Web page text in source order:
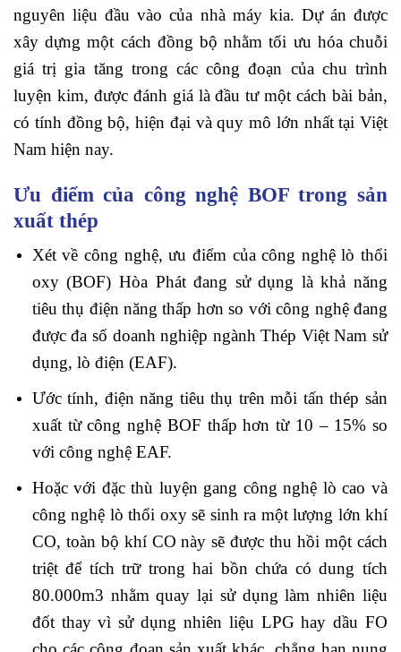
nguyên liệu đầu vào của nhà máy kia. Dự án được
xây dựng một cách đồng bộ nhằm tối ưu hóa chuỗi
giá trị gia tăng trong các công đoạn của chu trình
luyện kim, được đánh giá là đầu tư một cách bài bản,
có tính đồng bộ, hiện đại và quy mô lớn nhất tại Việt
Nam hiện nay.
Ưu điểm của công nghệ BOF trong sản
xuất thép
Xét về công nghệ, ưu điểm của công nghệ lò thổi
oxy (BOF) Hòa Phát đang sử dụng là khả năng
tiêu thụ điện năng thấp hơn so với công nghệ đang
được đa số doanh nghiệp ngành Thép Việt Nam sử
dụng, lò điện (EAF).
Ước tính, điện năng tiêu thụ trên mỗi tấn thép sản
xuất từ công nghệ BOF thấp hơn từ 10 – 15% so
với công nghệ EAF.
Hoặc với đặc thù luyện gang công nghệ lò cao và
công nghệ lò thổi oxy sẽ sinh ra một lượng lớn khí
CO, toàn bộ khí CO này sẽ được thu hồi một cách
triệt để tích trữ trong hai bồn chứa có dung tích
80.000m3 nhằm quay lại sử dụng làm nhiên liệu
đốt thay vì sử dụng nhiên liệu LPG hay dầu FO